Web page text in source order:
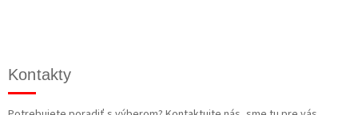
Kontakty